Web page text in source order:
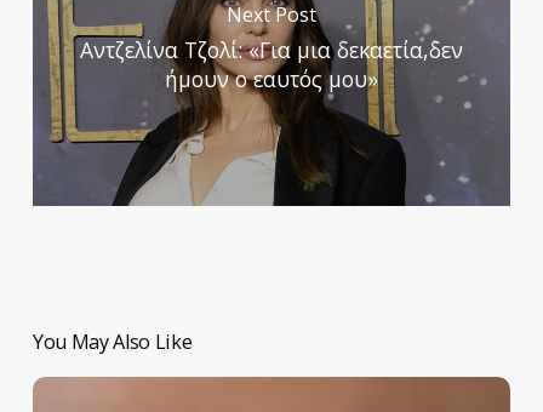
Next Post
Αντζελίνα Τζολί: «Για μια δεκαετία,δεν
ήμουν ο εαυτός μου»
You May Also Like